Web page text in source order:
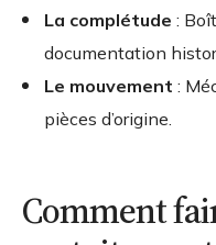
La complétude :
documentation
Le mouvement :
pièces d’origine.
Comment